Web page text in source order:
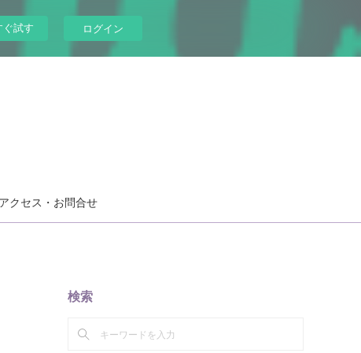
ぐ試す ログイン
アクセス・お問合せ
検索